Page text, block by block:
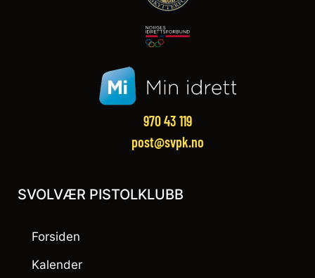
970 43 119‬
post@svpk.no
SVOLVÆR PISTOLKLUBB
Forsiden
Kalender